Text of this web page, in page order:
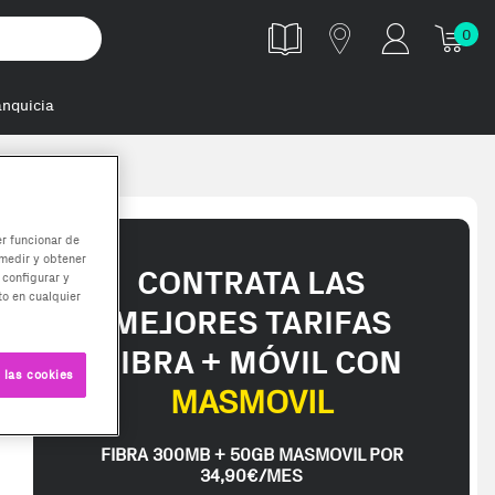
0
CONTRATA LAS
MEJORES TARIFAS
FIBRA + MÓVIL CON
MASMOVIL
FIBRA 300MB + 50GB MASMOVIL POR
34,90€/MES
funcionar de
y obtener
y
en cualquier
cookies